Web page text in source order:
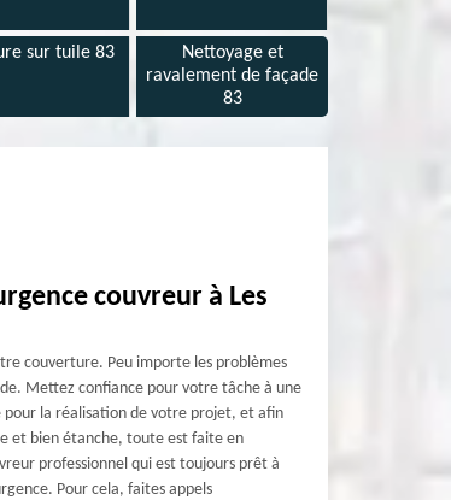
sur tuile 83
Nettoyage et
ravalement de façade
83
couvreur à Les
couverture. Peu importe les problèmes
Mettez confiance pour votre tâche à une
la réalisation de votre projet, et afin
et bien étanche, toute est faite en
professionnel qui est toujours prêt à
Pour cela, faites appels